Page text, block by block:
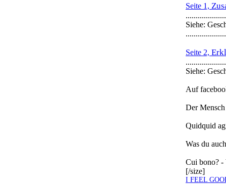
Seite 1,
Siehe:
Seite 2,
Siehe:
Auf
Der
Quidquid
Was du
Cui bono? -
[/size]
I FEEL